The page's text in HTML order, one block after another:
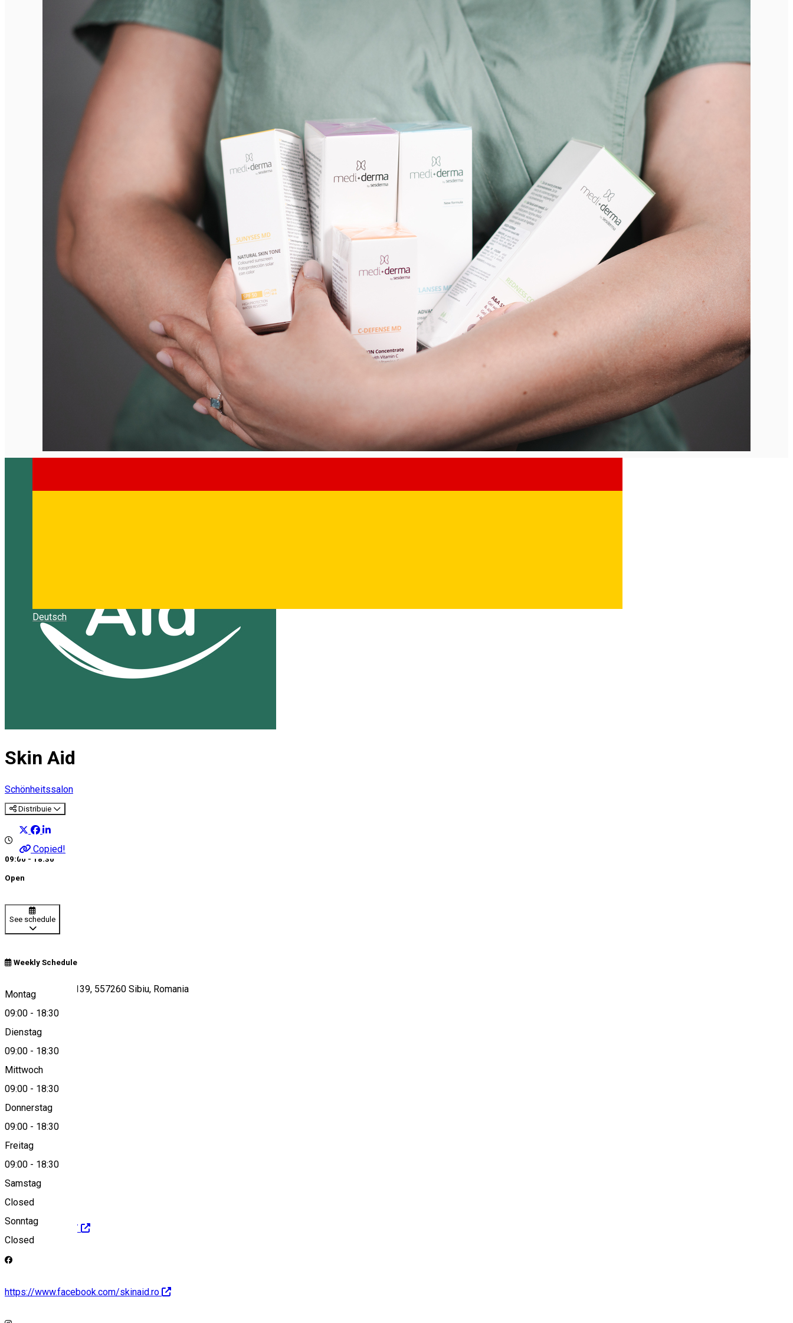
Deutsch
Skin Aid
Schönheitssalon
Distribuie
Copied!
09:00 - 18:30
Open
See schedule
Weekly Schedule
Montag
09:00 - 18:30
Dienstag
09:00 - 18:30
Mittwoch
09:00 - 18:30
Donnerstag
09:00 - 18:30
Freitag
09:00 - 18:30
Samstag
Closed
Sonntag
Closed
Calea Dumbrăvii 139, 557260 Sibiu, Romania
View on map
office@skinaid.ro
https://skinaid.ro/
https://www.facebook.com/skinaid.ro